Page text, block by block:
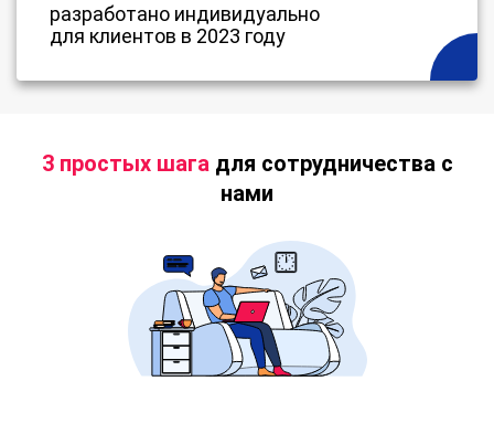
разработано индивидуально
для клиентов в 2023 году
3 простых шагадля сотрудничества с
нами